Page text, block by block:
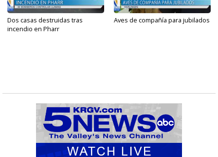
Dos casas destruidas tras
incendio en Pharr
Aves de compañía para jubilados